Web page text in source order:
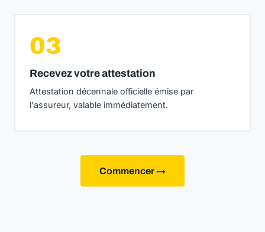
03
Recevez votre attestation
Attestation décennale officielle émise par
l'assureur, valable immédiatement.
Commencer →